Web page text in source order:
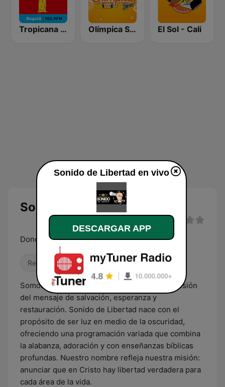
Tropicana Bogotá Olímpica Stereo Barranquilla 92.1 FM El Sol - Cali
Sonido de Libertad en vivo
Donde el Espíritu Santo está, hay libertad
Religioso & Espiritualidad
Somos una emisora comprometida con la difusión
del mensaje de salvación, esperanza y
restauración. Sonido de Libertad nace con el
propósito de ser luz en medio de la oscuridad,
ofreciendo una programación variada que combina
la alabanza, adoración y con enseñanzas bíblicas
profundas. Nuestro nombre refleja nuestra misión:
anunciar que en Cristo hay libertad verdadera para
cada área de la vida.
Sonido de Libertad en vivo
DESCARGAR APP